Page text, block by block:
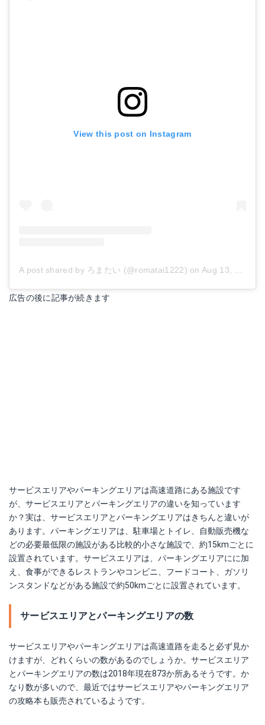
View this post on Instagram
A post shared by ろまたい (@romatai1222) onAug 13, 2018 at 2:12pm PDT
広告の後に記事が続きます
サービスエリアやパーキングエリアは高速道路にある施設です
が、サービスエリアとパーキングエリアの違いを知っています
か？実は、サービスエリアとパーキングエリアはきちんと違いが
あります。パーキングエリアは、駐車場とトイレ、自動販売機な
どの必要最低限の施設がある比較的小さな施設で、約15kmごとに
設置されています。サービスエリアは、パーキングエリアにに加
え、食事ができるレストランやコンビニ、フードコート、ガソリ
ンスタンドなどがある施設で約50kmごとに設置されています。
サービスエリアとパーキングエリアの数
サービスエリアやパーキングエリアは高速道路を走ると必ず見か
けますが、どれくらいの数があるのでしょうか。サービスエリア
とパーキングエリアの数は2018年現在873か所あるそうです。か
なり数が多いので、最近ではサービスエリアやパーキングエリア
の攻略本も販売されているようです。